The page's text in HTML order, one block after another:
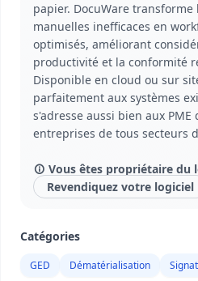
papier. DocuWare transforme
manuelles inefficaces en
optimisés, améliorant
productivité et la conformité
Disponible en cloud ou sur
parfaitement aux systèmes
s'adresse aussi bien aux PME
entreprises de tous secteurs
Vous êtes propriétaire du
Revendiquez votre logiciel
Catégories
GED Dématérialisation